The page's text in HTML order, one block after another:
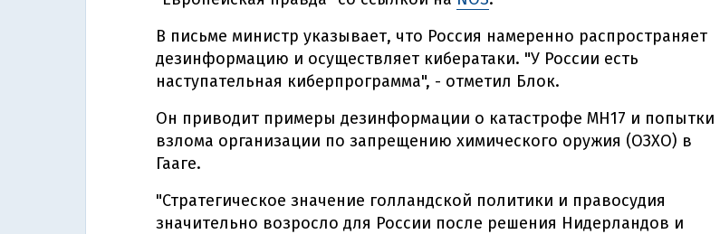
В письме министр указывает, что Россия намеренно распространяет
дезинформацию и осуществляет кибератаки. "У России есть
наступательная киберпрограмма", - отметил Блок.
Он приводит примеры дезинформации о катастрофе MH17 и попытки
взлома организации по запрещению химического оружия (ОЗХО) в
Гааге.
"Стратегическое значение голландской политики и правосудия
значительно возросло для России после решения Нидерландов и